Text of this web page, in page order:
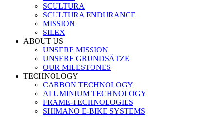
SCULTURA
SCULTURA ENDURANCE
MISSION
SILEX
ABOUT US
UNSERE MISSION
UNSERE GRUNDSÄTZE
OUR MILESTONES
TECHNOLOGY
CARBON TECHNOLOGY
ALUMINIUM TECHNOLOGY
FRAME-TECHNOLOGIES
SHIMANO E-BIKE SYSTEMS